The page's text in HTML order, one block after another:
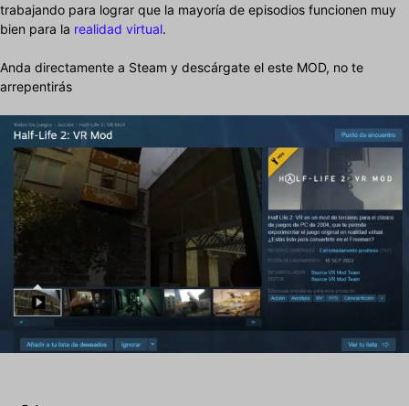
trabajando para lograr que la mayoría de episodios funcionen muy
bien para la realidad virtual.
Anda directamente a Steam y descárgate el este MOD, no te
arrepentirás